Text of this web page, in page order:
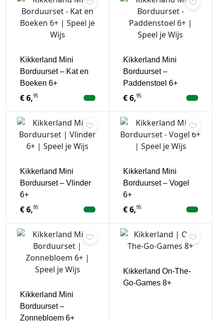
Kikkerland Mini
Borduurset – Kat en
Boeken 6+
€6,95
Kikkerland Mini
Borduurset –
Paddenstoel 6+
€6,95
Kikkerland Mini
Borduurset – Vlinder
6+
€6,95
Kikkerland Mini
Borduurset – Vogel
6+
€6,95
Kikkerland Mini
Borduurset –
Zonnebloem 6+
Kikkerland On-The-
Go-Games 8+